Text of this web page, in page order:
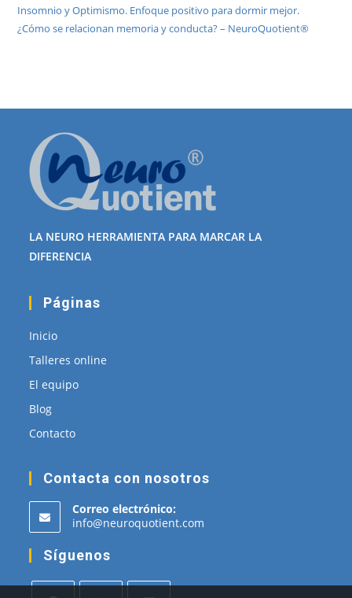
Insomnio y Optimismo. Enfoque positivo para dormir mejor.
¿Cómo se relacionan memoria y conducta? – NeuroQuotient®
LA NEURO HERRAMIENTA PARA MARCAR LA
DIFERENCIA
Páginas
Inicio
Talleres online
El equipo
Blog
Contacto
Contacta con nosotros
Correo electrónico:
info@neuroquotient.com
Síguenos